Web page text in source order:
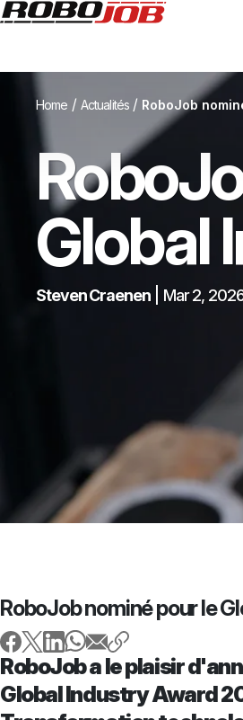
Home / Actualités / RoboJob
Global
Steven Craenen| Mar 2,
RoboJob nominé pour le
RoboJob a le plaisir
Global Industry Award